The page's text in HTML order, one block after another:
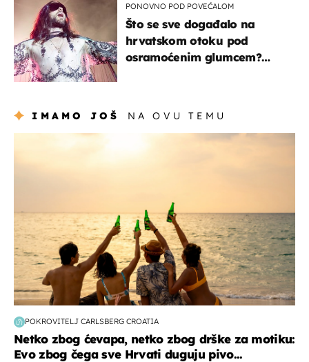
PONOVNO POD POVEĆALOM
Što se sve događalo na
hrvatskom otoku pod
osramoćenim glumcem?
IMAMO JOŠ NA OVU TEMU
POKROVITELJ CARLSBERG CROATIA
Netko zbog ćevapa, netko zbog drške za motiku:
Evo zbog čega sve Hrvati duguju pivo...